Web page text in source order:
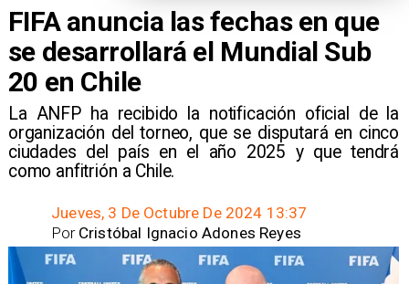
FIFA anuncia las fechas en que
se desarrollará el Mundial Sub
20 en Chile
La ANFP ha recibido la notificación oficial de la
organización del torneo, que se disputará en cinco
ciudades del país en el año 2025 y que tendrá
como anfitrión a Chile.
Jueves, 3 De Octubre De 2024 13:37
Cristóbal Ignacio Adones Reyes
Por